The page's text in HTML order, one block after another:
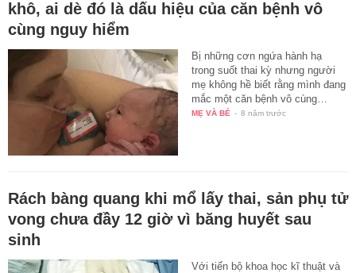
khô, ai dè đó là dấu hiệu của căn bệnh vô
cùng nguy hiểm
Bị những cơn ngứa hành hạ
trong suốt thai kỳ nhưng người
mẹ không hề biết rằng mình đang
mắc một căn bệnh vô cùng…
MẸ VÀ BÉ - 8 năm trước
Rách bàng quang khi mổ lấy thai, sản phụ tử
vong chưa đầy 12 giờ vì băng huyết sau
sinh
Với tiến bộ khoa học kĩ thuật và